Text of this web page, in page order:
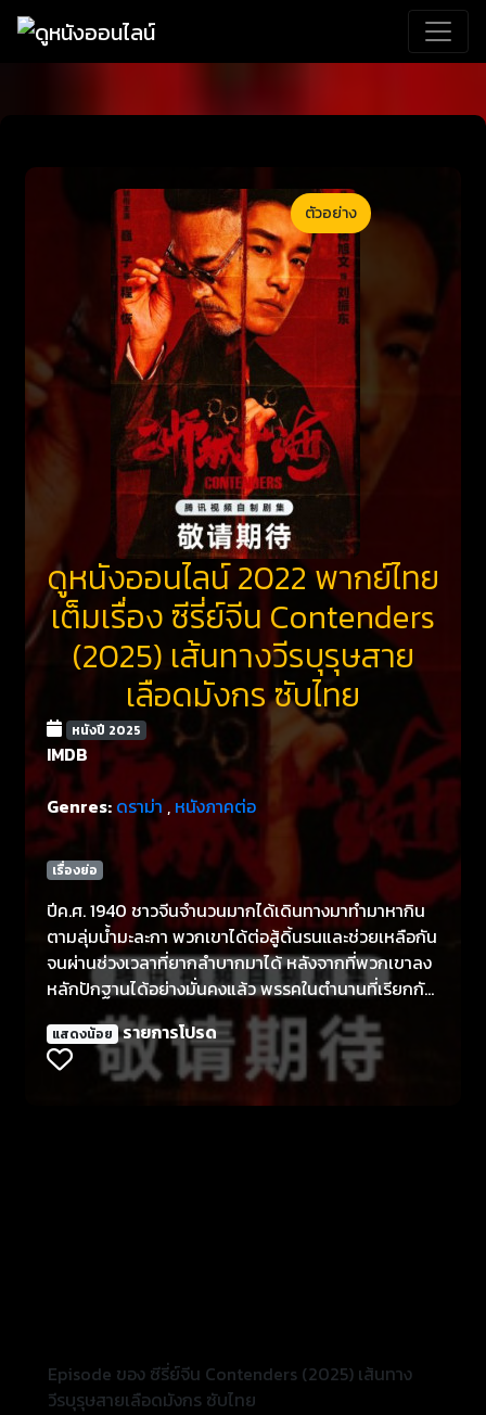
ตัวอย่าง
ดูหนังออนไลน์ 2022 พากย์ไทย
เต็มเรื่อง ซีรี่ย์จีน Contenders
(2025) เส้นทางวีรบุรุษสาย
เลือดมังกร ซับไทย
หนังปี 2025
IMDB
Genres: ดราม่า,หนังภาคต่อ
เรื่องย่อ
ปีค.ศ. 1940 ชาวจีนจำนวนมากได้เดินทางมาทำมาหากิน
ตามลุ่มน้ำมะละกา พวกเขาได้ต่อสู้ดิ้นรนและช่วยเหลือกัน
จนผ่านช่วงเวลาที่ยากลำบากมาได้ หลังจากที่พวกเขาลง
หลักปักฐานได้อย่างมั่นคงแล้ว พรรคในตำนานที่เรียกกัน
ว่า “พรรคซานไห่” ก็ค่อย ๆ กลายมาเป็นศูนย์กลางในการ
พัฒนาของชาวจีนในท้องถิ่นแห่งนี้
แสดงน้อย รายการโปรด
Episode ของ ซีรี่ย์จีน Contenders (2025) เส้นทาง
วีรบุรุษสายเลือดมังกร ซับไทย